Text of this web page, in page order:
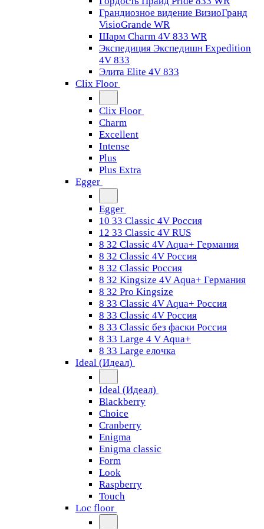
Грандиозное видение ВизиоГранд
VisioGrande WR
Шарм Charm 4V 833 WR
Экспедиция Экспедишн Expedition
4V 833
Элита Elite 4V 833
Clix Floor
Clix Floor
Charm
Excellent
Intense
Plus
Plus Extra
Egger
Egger
10 33 Classic 4V Россия
12 33 Classic 4V RUS
8 32 Classic 4V Aqua+ Германия
8 32 Classic 4V Россия
8 32 Classic Россия
8 32 Kingsize 4V Aqua+ Германия
8 32 Pro Kingsize
8 33 Classic 4V Aqua+ Россия
8 33 Classic 4V Россия
8 33 Classic без фаски Россия
8 33 Large 4 V Aqua+
8 33 Large елочка
Ideal (Идеал)
Ideal (Идеал)
Blackberry
Choice
Cranberry
Enigma
Enigma classic
Form
Look
Raspberry
Touch
Loc floor